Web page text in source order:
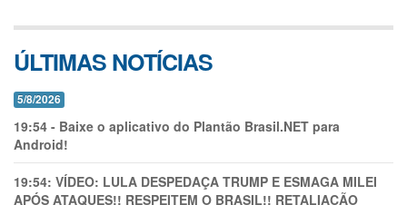
ÚLTIMAS NOTÍCIAS
5/8/2026
19:54 - Baixe o aplicativo do Plantão Brasil.NET para
Android!
19:54: VÍDEO: LULA DESPEDAÇA TRUMP E ESMAGA MILEI
APÓS ATAQUES!! RESPEITEM O BRASIL!! RETALIAÇÃO